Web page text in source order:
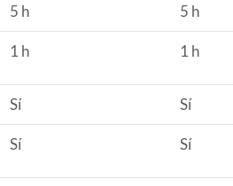
5 h 5 h
1 h 1 h
Sí Sí
Sí Sí